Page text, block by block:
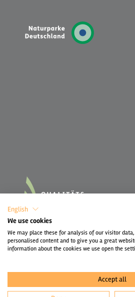
English
We use cookies
We may place these for analysis of our visitor
personalised content and to give you a great
information about the cookies we use open the
Accept all